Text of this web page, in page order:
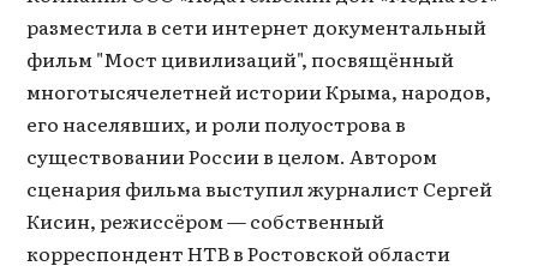
разместила в сети интернет документальный
фильм "Мост цивилизаций", посвящённый
многотысячелетней истории Крыма, народов,
его населявших, и роли полуострова в
существовании России в целом. Автором
сценария фильма выступил журналист Сергей
Кисин, режиссёром — собственный
корреспондент НТВ в Ростовской области